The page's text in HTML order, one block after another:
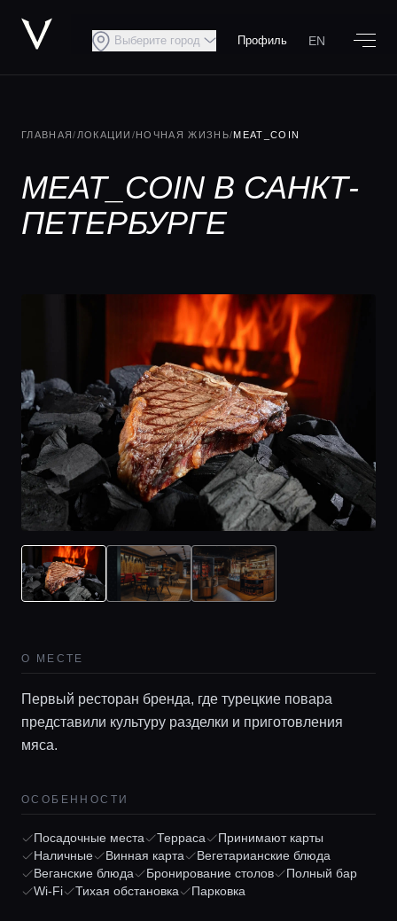
Выберите город Профиль EN
ГЛАВНАЯ/ ЛОКАЦИИ /НОЧНАЯ ЖИЗНЬ/MEAT_COIN
MEAT_COIN В САНКТ-
ПЕТЕРБУРГЕ
О МЕСТЕ
Первый ресторан бренда, где турецкие повара
представили культуру разделки и приготовления
мяса.
ОСОБЕННОСТИ
Посадочные места Терраса
Принимают карты
Наличные
Винная карта
Вегетарианские блюда
Веганские блюда
Бронирование столов
Полный бар
Wi-Fi
Тихая обстановка Парковка